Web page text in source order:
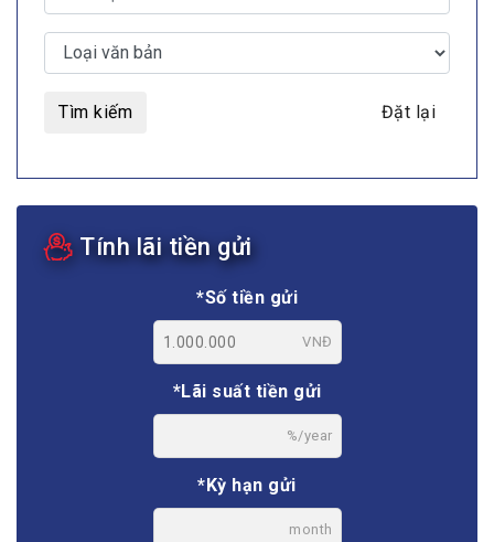
Tìm kiếm Đặt lại
Tính lãi tiền gửi
*Số tiền gửi
VNĐ
*Lãi suất tiền gửi
%/year
*Kỳ hạn gửi
month